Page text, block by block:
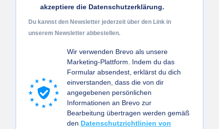
akzeptiere die Datenschutzerklärung.
Du kannst den Newsletter jederzeit über den Link in
unserem Newsletter abbestellen.
Wir verwenden Brevo als unsere
Marketing-Plattform. Indem du das
Formular absendest, erklärst du dich
einverstanden, dass die von dir
angegebenen persönlichen
Informationen an Brevo zur
Bearbeitung übertragen werden gemäß
den Datenschutzrichtlinien von